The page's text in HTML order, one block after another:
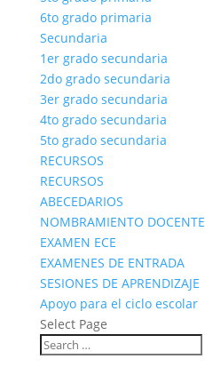
6to grado primaria
Secundaria
1er grado secundaria
2do grado secundaria
3er grado secundaria
4to grado secundaria
5to grado secundaria
RECURSOS
RECURSOS
ABECEDARIOS
NOMBRAMIENTO DOCENTE
EXAMEN ECE
EXAMENES DE ENTRADA
SESIONES DE APRENDIZAJE
Apoyo para el ciclo escolar
Select Page